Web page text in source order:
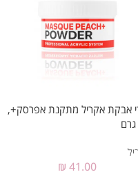
אבקת אקריל מתקנת אפרסק+,
₪ 41.00